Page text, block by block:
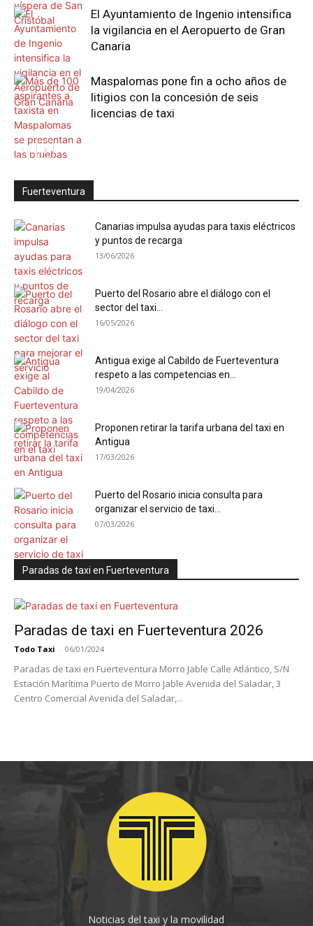
El Ayuntamiento de Ingenio intensifica
la vigilancia en el Aeropuerto de Gran
Canaria
Maspalomas pone fin a ocho años de
litigios con la concesión de seis
licencias de taxi
Fuerteventura
Canarias impulsa ayudas para taxis eléctricos
y puntos de recarga
13/06/2026
Puerto del Rosario abre el diálogo con el
sector del taxi...
16/05/2026
Antigua exige al Cabildo de Fuerteventura
respeto a las competencias en...
19/04/2026
Proponen retirar la tarifa urbana del taxi en
Antigua
17/03/2026
Puerto del Rosario inicia consulta para
organizar el servicio de taxi...
07/03/2026
Paradas de taxi en Fuerteventura
Paradas de taxi en Fuerteventura 2026
Todo Taxi - 06/01/2024
Paradas de taxi en Fuerteventura Morro Jable Calle Atlántico, S/N
Estación Marítima Puerto de Morro Jable Avenida del Saladar, 3
Centro Comercial Avenida del Saladar,...
Noticias del taxi y la movilidad